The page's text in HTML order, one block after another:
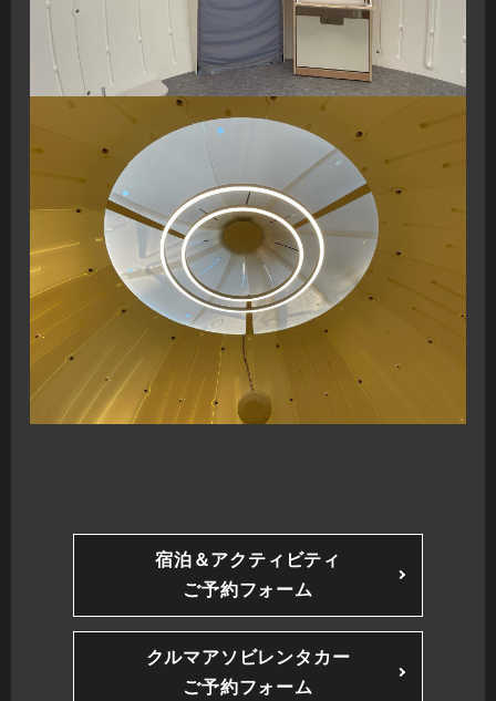
宿泊＆アクティビティ
ご予約フォーム
クルマアソビレンタカー
ご予約フォーム